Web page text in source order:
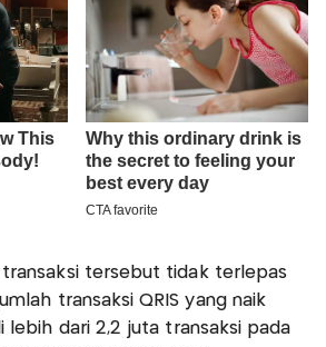
transaksi tersebut tidak terlepas
transaksi QRIS yang naik
lebih dari 2,2 juta transaksi pada